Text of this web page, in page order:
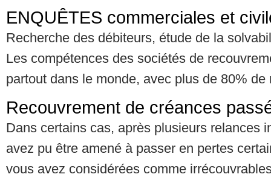
ENQUÊTES commerciales et
Recherche des débiteurs, étude de la
Les compétences des sociétés de
partout dans le monde, avec plus de 80% de
Recouvrement de créances
Dans certains cas, après plusieurs relances
avez pu être amené à passer en pertes
vous avez considérées comme